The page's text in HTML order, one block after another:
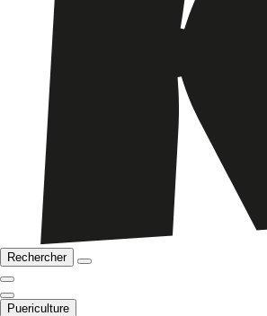
Rechercher
Puericulture